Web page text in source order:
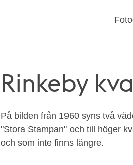
Rinkeby
På bilden från 1960 syns två
"Stora Stampan" och till höger
och som inte finns längre.